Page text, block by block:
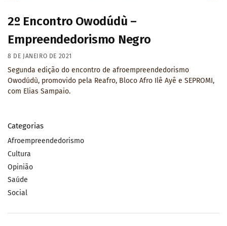
2º Encontro Owodúdù –
Empreendedorismo Negro
8 DE JANEIRO DE 2021
Segunda edição do encontro de afroempreendedorismo
Owodúdù, promovido pela Reafro, Bloco Afro Ilê Ayê e SEPROMI,
com Elias Sampaio.
Categorias
Afroempreendedorismo
Cultura
Opinião
Saúde
Social